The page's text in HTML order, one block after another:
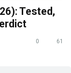
Tested,
0 61